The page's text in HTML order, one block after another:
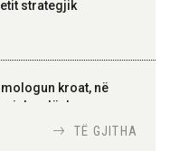
vjetori i themelimit të
të Skënderbeut
strategjik
kroat, në
dypalësh
TË GJITHA